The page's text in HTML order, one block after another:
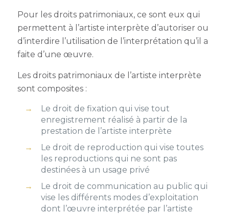
Pour les droits patrimoniaux, ce sont eux qui
permettent à l’artiste interprète d’autoriser ou
d’interdire l’utilisation de l’interprétation qu’il a
faite d’une œuvre.
Les droits patrimoniaux de l’artiste interprète
sont composites :
Le droit de fixation qui vise tout
enregistrement réalisé à partir de la
prestation de l’artiste interprète
Le droit de reproduction qui vise toutes
les reproductions qui ne sont pas
destinées à un usage privé
Le droit de communication au public qui
vise les différents modes d’exploitation
dont l’œuvre interprétée par l’artiste